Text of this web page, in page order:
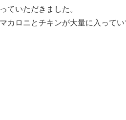
ていただきました。
カロニとチキンが大量に入って